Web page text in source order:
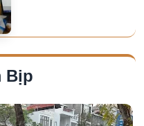
Bịp